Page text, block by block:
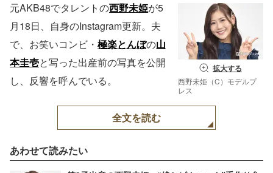
拡大する
西野未姫（C）モデルプ
レス
元AKB48でタレントの西野未姫が5
月18日、自身のInstagram更新。夫
で、お笑いコンビ・ 極楽とんぼの山
本圭壱と写った出産前の写真を公開
し、反響を呼んでいる。
全文を読む
あわせて読みたい